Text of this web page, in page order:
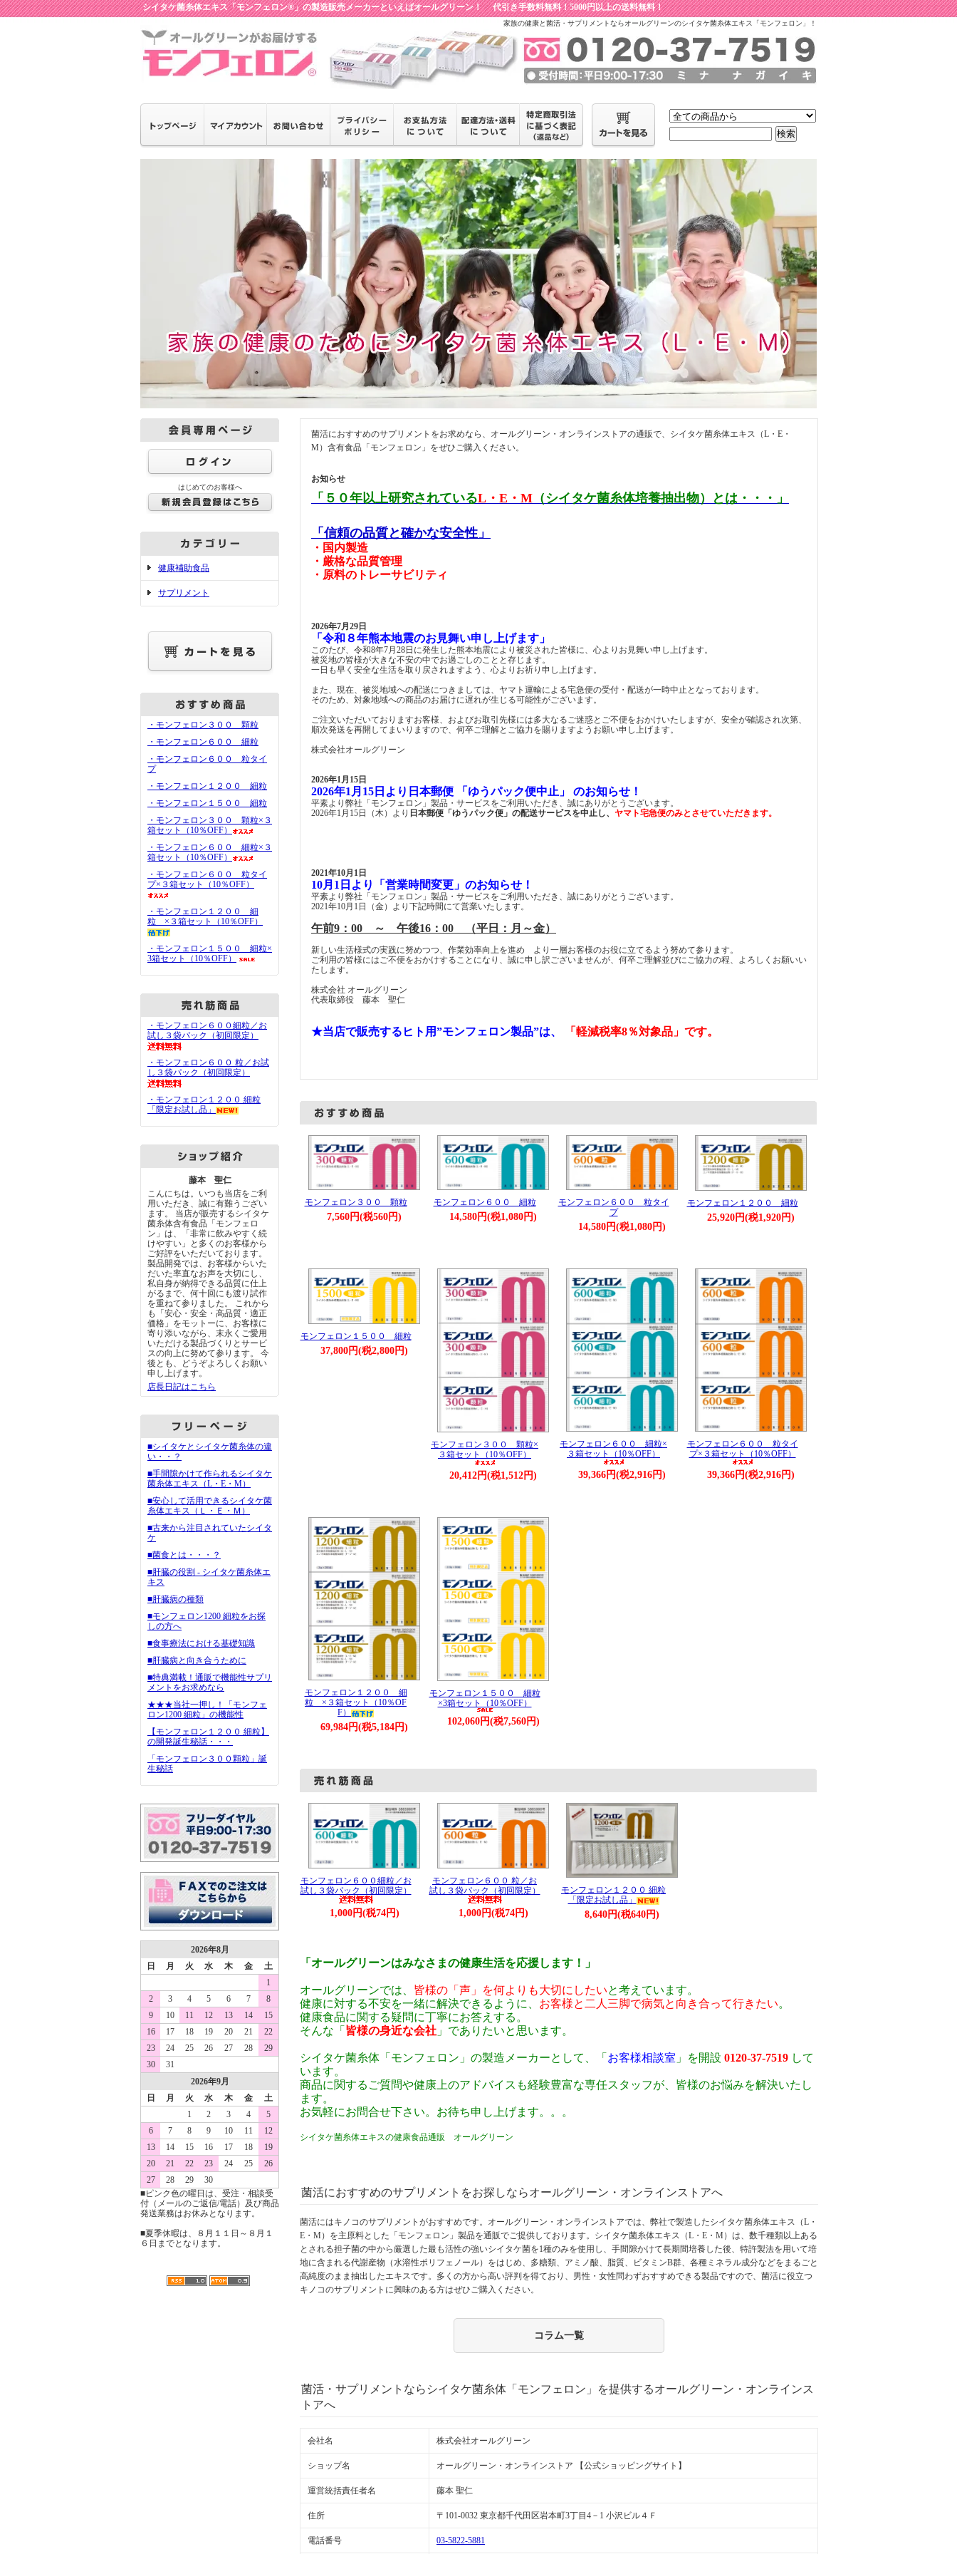
シイタケ菌糸体エキス「モンフェロン®」の製造販売メーカーといえばオールグリーン！ 代引き手数料無料！5000円以上の送料無料！
家族の健康と菌活・サプリメントならオールグリーンのシイタケ菌糸体エキス「モンフェロン」！
はじめてのお客様へ
健康補助食品
サプリメント
・モンフェロン３００ 顆粒
・モンフェロン６００ 細粒
・モンフェロン６００ 粒タイ
プ
・モンフェロン１２００ 細粒
・モンフェロン１５００ 細粒
・モンフェロン３００ 顆粒×３
箱セット（10％OFF）
・モンフェロン６００ 細粒×３
箱セット（10％OFF）
・モンフェロン６００ 粒タイ
プ×３箱セット（10％OFF）
・モンフェロン１２００ 細
粒 ×３箱セット（10％OFF）
・モンフェロン１５００ 細粒×
3箱セット（10％OFF）
・モンフェロン６００細粒／お
試し３袋パック（初回限定）
・モンフェロン６００ 粒／お試
し３袋パック（初回限定）
・モンフェロン１２００ 細粒
「限定お試し品」
藤本 聖仁
こんにちは。いつも当店をご利
用いただき、誠に有難うござい
ます。 当店が販売するシイタケ
菌糸体含有食品「モンフェロ
ン」は、「非常に飲みやすく続
けやすい」と多くのお客様から
ご好評をいただいております。
製品開発では、お客様からいた
だいた率直なお声を大切にし、
私自身が納得できる品質に仕上
がるまで、何十回にも渡り試作
を重ねて参りました。 これから
も「安心・安全・高品質・適正
価格」をモットーに、お客様に
寄り添いながら、末永くご愛用
いただける製品づくりとサービ
スの向上に努めて参ります。 今
後とも、どうぞよろしくお願い
申し上げます。
店長日記はこちら
■シイタケとシイタケ菌糸体の違
い・・？
■手間隙かけて作られるシイタケ
菌糸体エキス（L・E・M）
■安心して活用できるシイタケ菌
糸体エキス（Ｌ・Ｅ・Ｍ）
■古来から注目されていたシイタ
ケ
■菌食とは・・・？
■肝臓の役割 - シイタケ菌糸体エ
キス
■肝臓病の種類
■モンフェロン1200 細粒をお探
しの方へ
■食事療法における基礎知識
■肝臓病と向き合うために
■特典満載！通販で機能性サプリ
メントをお求めなら
★★★当社一押し！「モンフェ
ロン1200 細粒」の機能性
【モンフェロン１２００ 細粒】
の開発誕生秘話・・・
「モンフェロン３００顆粒」誕
生秘話
2026年8月
日
月 火 水 木 金
土
1
2
3 4 5 6 7
8
9
10 11 12 13 14
15
16
17 18 19 20 21
22
23
24 25 26 27 28
29
30
31
2026年9月
日
月 火 水 木 金
土
1
2 3 4
5
6
7 8 9 10 11
12
13
14 15 16 17 18
19
20
21 22 23 24 25
26
27
28 29
30
■ピンク色の曜日は、受注・相談受
付（メールのご返信/電話）及び商品
発送業務はお休みとなります。
■夏季休暇は、８月１１日～８月１
６日までとなります。
菌活におすすめのサプリメントをお求めなら、オールグリーン・オンラインストアの通販で、シイタケ菌糸体エキス（L・E・
M）含有食品「モンフェロン」をぜひご購入ください。
お知らせ
「５０年以上研究されているL・E・M （シイタケ菌糸体培養抽出物）とは・・・」
「信頼の品質と確かな安全性」
・国内製造
・厳格な品質管理
・原料のトレーサビリティ
2026年7月29日
「令和８年熊本地震のお見舞い申し上げます」
このたび、令和8年7月28日に発生した熊本地震により被災された皆様に、心よりお見舞い申し上げます。
被災地の皆様が大きな不安の中でお過ごしのことと存じます。
一日も早く安全な生活を取り戻されますよう、心よりお祈り申し上げます。
また、現在、被災地域への配送につきましては、ヤマト運輸による宅急便の受付・配送が一時中止となっております。
そのため、対象地域への商品のお届けに遅れが生じる可能性がございます。
ご注文いただいておりますお客様、およびお取引先様には多大なるご迷惑とご不便をおかけいたしますが、安全が確認され次第、
順次発送を再開してまいりますので、何卒ご理解とご協力を賜りますようお願い申し上げます。
株式会社オールグリーン
2026年1月15日
2026年1月15日より日本郵便 「ゆうパック便中止」 のお知らせ！
平素より弊社「モンフェロン」製品・サービスをご利用いただき、誠にありがとうございます。
2026年1月15日（木）より 日本郵便「ゆうパック便」の配送サービスを中止し、 ヤマト宅急便のみとさせていただきます。
2021年10月1日
10月1日より「営業時間変更」のお知らせ！
平素より弊社「モンフェロン」製品・サービスをご利用いただき、誠にありがとうございます。
2021年10月1日（金）より下記時間にて営業いたします。
午前9：00 ～ 午後16：00 （平日：月～金）
新しい生活様式の実践に努めつつ、作業効率向上を進め より一層お客様のお役に立てるよう努めて参ります。
ご利用の皆様にはご不便をおかけすることになり、誠に申し訳ございませんが、何卒ご理解並びにご協力の程、よろしくお願いい
たします。
株式会社 オールグリーン
代表取締役 藤本 聖仁
★当店で販売するヒト用”モンフェロン製品”は、 「軽減税率8％対象品」です。
モンフェロン３００ 顆粒
7,560円(税560円)
モンフェロン６００ 細粒
14,580円(税1,080円)
モンフェロン６００ 粒タイ
プ
14,580円(税1,080円)
モンフェロン１２００ 細粒
25,920円(税1,920円)
モンフェロン１５００ 細粒
37,800円(税2,800円)
モンフェロン３００ 顆粒×
３箱セット（10％OFF）
20,412円(税1,512円)
モンフェロン６００ 細粒×
３箱セット（10％OFF）
39,366円(税2,916円)
モンフェロン６００ 粒タイ
プ×３箱セット（10％OFF）
39,366円(税2,916円)
モンフェロン１２００ 細
粒 ×３箱セット（10％OF
F）
69,984円(税5,184円)
モンフェロン１５００ 細粒
×3箱セット（10％OFF）
102,060円(税7,560円)
モンフェロン６００細粒／お
試し３袋パック（初回限定）
1,000円(税74円)
モンフェロン６００ 粒／お
試し３袋パック（初回限定）
1,000円(税74円)
モンフェロン１２００ 細粒
「限定お試し品」
8,640円(税640円)
「オールグリーンはみなさまの健康生活を応援します！」
オールグリーンでは、 皆様の「声」を何よりも大切にしたいと考えています。
健康に対する不安を一緒に解決できるように、 お客様と二人三脚で病気と向き合って行きたい。
健康食品に関する疑問に丁寧にお答えする。
そんな「 皆様の身近な会社 」でありたいと思います。
シイタケ菌糸体「モンフェロン」の製造メーカーとして、「 お客様相談室 」を開設 0120-37-7519 して
います。
商品に関するご質問や健康上のアドバイスも経験豊富な専任スタッフが、皆様のお悩みを解決いたし
ます。
お気軽にお問合せ下さい。お待ち申し上げます。。。
シイタケ菌糸体エキスの健康食品通販 オールグリーン
菌活におすすめのサプリメントをお探しならオールグリーン・オンラインストアへ
菌活にはキノコのサプリメントがおすすめです。オールグリーン・オンラインストアでは、弊社で製造したシイタケ菌糸体エキス（L・
E・M）を主原料とした「モンフェロン」製品を通販でご提供しております。シイタケ菌糸体エキス（L・E・M）は、数千種類以上ある
とされる担子菌の中から厳選した最も活性の強いシイタケ菌を1種のみを使用し、手間隙かけて長期間培養した後、特許製法を用いて培
地に含まれる代謝産物（水溶性ポリフェノール）をはじめ、多糖類、アミノ酸、脂質、ビタミンB群、各種ミネラル成分などをまるごと
高純度のまま抽出したエキスです。多くの方から高い評判を得ており、男性・女性問わずおすすめできる製品ですので、菌活に役立つ
キノコのサプリメントに興味のある方はぜひご購入ください。
コラム一覧
菌活・サプリメントならシイタケ菌糸体「モンフェロン」を提供するオールグリーン・オンラインス
トアへ
会社名 株式会社オールグリーン
ショップ名 オールグリーン・オンラインストア 【公式ショッピングサイト】
運営統括責任者名 藤本 聖仁
住所 〒101-0032 東京都千代田区岩本町3丁目4－1 小沢ビル４Ｆ
電話番号 03-5822-5881